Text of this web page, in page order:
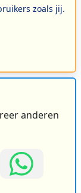
zoals jij.
anderen